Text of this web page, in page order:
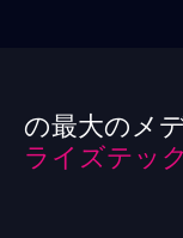
の最大のメ
ライズテッ